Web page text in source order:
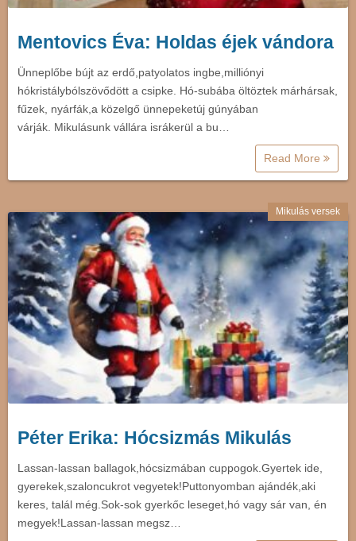
Mentovics Éva: Holdas éjek vándora
Ünneplőbe bújt az erdő,patyolatos ingbe,milliónyi
hókristálybólszövődött a csipke. Hó-subába öltöztek márhársak,
fűzek, nyárfák,a közelgő ünnepeketúj gúnyában
várják. Mikulásunk vállára isrákerül a bu…
Read More
Mikulás versek
Péter Erika: Hócsizmás Mikulás
Lassan-lassan ballagok,hócsizmában cuppogok.Gyertek ide,
gyerekek,szaloncukrot vegyetek!Puttonyomban ajándék,aki
keres, talál még.Sok-sok gyerkőc leseget,hó vagy sár van, én
megyek!Lassan-lassan megsz…